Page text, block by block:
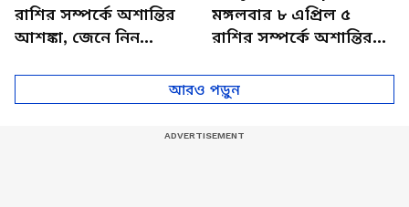
রাশির সম্পর্কে অশান্তির
আশঙ্কা, জেনে নিন
মঙ্গলবার ৮ এপ্রিল ৫
রাশির সম্পর্কে অশান্তির
আজকের রাশিফল
আরও পড়ুন